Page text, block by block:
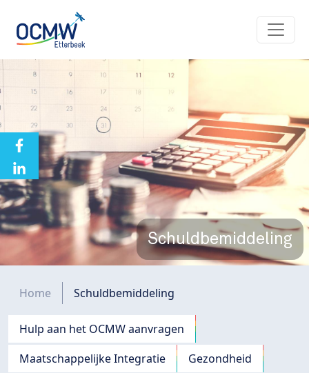
Schuldbemiddeling
Kruimelpad
Home Schuldbemiddeling
Navigation principale
Hulp aan het OCMW aanvragen
Maatschappelijke Integratie
Gezondheid